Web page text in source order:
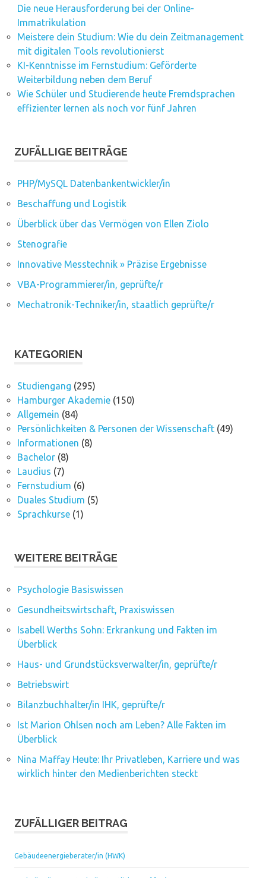
Die neue Herausforderung bei der Online-
Immatrikulation
Meistere dein Studium: Wie du dein Zeitmanagement
mit digitalen Tools revolutionierst
KI-Kenntnisse im Fernstudium: Geförderte
Weiterbildung neben dem Beruf
Wie Schüler und Studierende heute Fremdsprachen
effizienter lernen als noch vor fünf Jahren
ZUFÄLLIGE BEITRÄGE
PHP/MySQL Datenbankentwickler/in
Beschaffung und Logistik
Überblick über das Vermögen von Ellen Ziolo
Stenografie
Innovative Messtechnik » Präzise Ergebnisse
VBA-Programmierer/in, geprüfte/r
Mechatronik-Techniker/in, staatlich geprüfte/r
KATEGORIEN
Studiengang (295)
Hamburger Akademie(150)
Allgemein (84)
Persönlichkeiten & Personen der Wissenschaft(49)
Informationen (8)
Bachelor(8)
Laudius (7)
Fernstudium (6)
Duales Studium (5)
Sprachkurse(1)
WEITERE BEITRÄGE
Psychologie Basiswissen
Gesundheitswirtschaft, Praxiswissen
Isabell Werths Sohn: Erkrankung und Fakten im
Überblick
Haus- und Grundstücksverwalter/in, geprüfte/r
Betriebswirt
Bilanzbuchhalter/in IHK, geprüfte/r
Ist Marion Ohlsen noch am Leben? Alle Fakten im
Überblick
Nina Maffay Heute: Ihr Privatleben, Karriere und was
wirklich hinter den Medienberichten steckt
ZUFÄLLIGER BEITRAG
Gebäudeenergieberater/in (HWK)